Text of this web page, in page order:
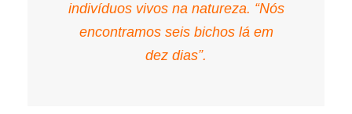
indivíduos vivos na natureza. “Nós
encontramos seis bichos lá em
dez dias”.